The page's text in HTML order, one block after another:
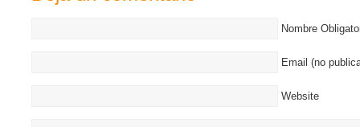
Nombre
Email (no
Website